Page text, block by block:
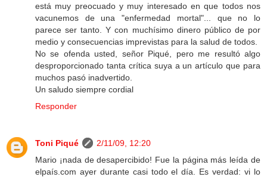
está muy preocuado y muy interesado en que todos nos
vacunemos de una "enfermedad mortal"... que no lo
parece ser tanto. Y con muchísimo dinero público de por
medio y consecuencias imprevistas para la salud de todos.
No se ofenda usted, señor Piqué, pero me resultó algo
desproporcionado tanta crítica suya a un artículo que para
muchos pasó inadvertido.
Un saludo siempre cordial
Responder
Toni Piqué
2/11/09, 12:20
Mario ¡nada de desapercibido! Fue la página más leída de
elpaís.com ayer durante casi todo el día. Es verdad: vi lo